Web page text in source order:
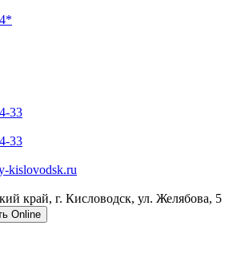
33
33
kislovodsk.ru
край, г. Кисловодск, ул. Желябова, 5
Online